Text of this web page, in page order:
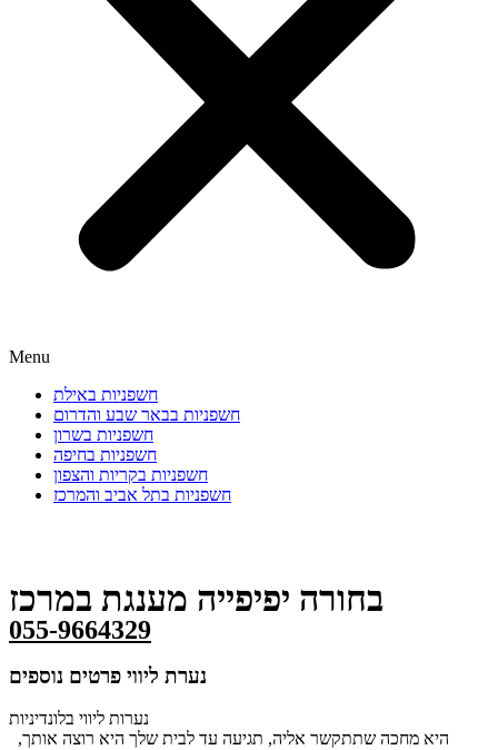
Menu
חשפניות באילת
חשפניות בבאר שבע והדרום
חשפניות בשרון
חשפניות בחיפה
חשפניות בקריות והצפון
חשפניות בתל אביב והמרכז
בחורה יפיפייה מענגת במרכז
055-9664329
נערת ליווי פרטים נוספים
נערות ליווי בלונדיניות